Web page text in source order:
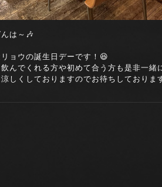
は～🎶
ョウの誕生日デーです！😆
んでくれる方や初めて合う方も是非一緒
しくしておりますのでお待ちしておりま